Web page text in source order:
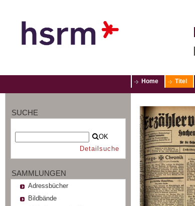
Home Titel
SUCHE
OK
Detailsuche
SAMMLUNGEN
Adressbücher
Bildbände